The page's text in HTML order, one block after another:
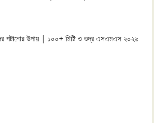
পটানোর উপায় | ১০০+ মিষ্টি ও ভদ্র এসএমএস ২০২৬